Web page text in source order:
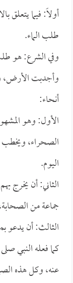
أولاً: فيما يتعلق
طلب الماء.
وفي الشرع: هو
وأجدبت الأرض،
أنحاء:
الأول: وهو
الصحراء،
اليوم.
الثاني: أن يخرج
جماعة من
الثالث: أن يدعو
كما فعله النبي
عنه، وكل هذه